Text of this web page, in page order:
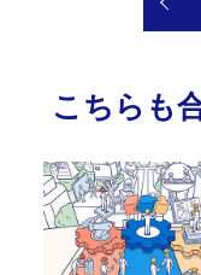
こちらも